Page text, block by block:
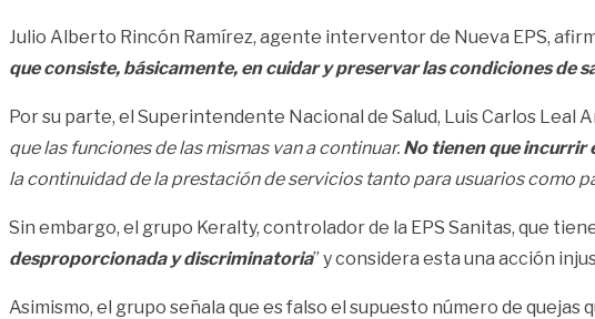
Julio Alberto Rincón Ramírez, agente interventor de Nueva EPS,
que consiste, básicamente, en cuidar y preservar las condiciones de
Por su parte, el Superintendente Nacional de Salud, Luis Carlos Leal
que las funciones de las mismas van a continuar. No tienen que
la continuidad de la prestación de servicios tanto para usuarios como
Sin embargo, el grupo Keralty, controlador de la EPS Sanitas, que
desproporcionada y discriminatoria” y considera esta una acción
Asimismo, el grupo señala que es falso el supuesto número de quejas